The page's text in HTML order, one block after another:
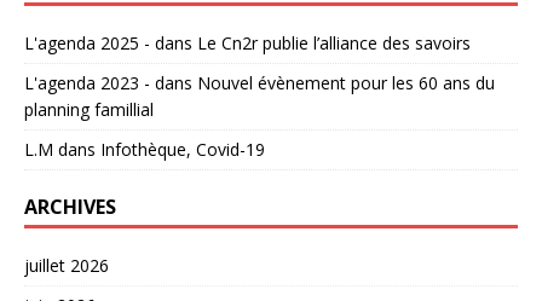
L'agenda 2025 - dans Le Cn2r publie l’alliance des savoirs
L'agenda 2023 - dans Nouvel évènement pour les 60 ans du
planning famillial
L.M dans Infothèque, Covid-19
ARCHIVES
juillet 2026